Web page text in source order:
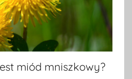
miód mniszkowy?